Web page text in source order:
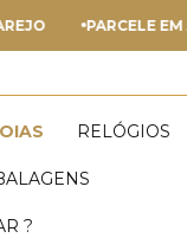
PARCELE EM ATÉ
RELÓGIOS
?